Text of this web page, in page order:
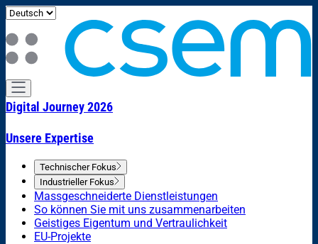
Digital Journey 2026
Unsere Expertise
Technischer Fokus
Industrieller Fokus
Massgeschneiderte Dienstleistungen
So können Sie mit uns zusammenarbeiten
Geistiges Eigentum und Vertraulichkeit
EU-Projekte